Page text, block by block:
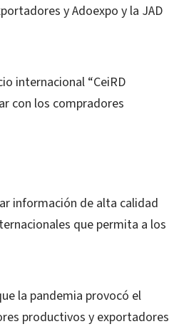
y Adoexpo y la JAD
internacional “CeiRD
con los compradores
información de alta calidad
que permita a los
la pandemia provocó el
productivos y exportadores